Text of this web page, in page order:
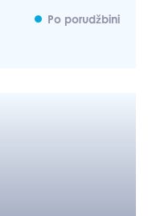
Po porudžbini